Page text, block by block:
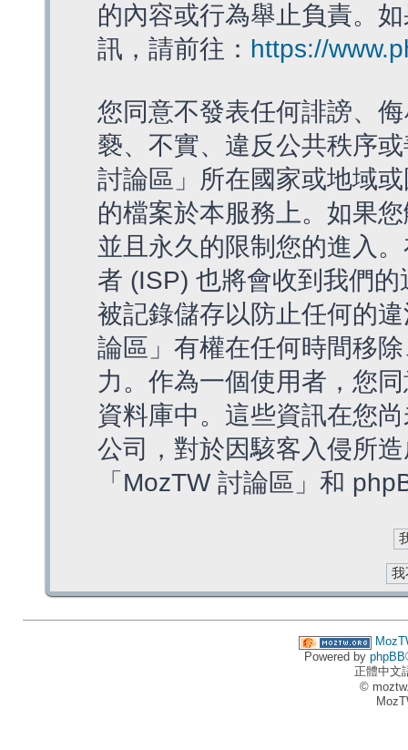
的內容或行為舉止負責。
訊，請前往： https://
您同意不發表任何誹謗、
褻、不實、違反公共秩序
討論區」所在國家或地域
的檔案於本服務上。如果
並且永久的限制您的進入
者 (ISP) 也將會收到我們
被記錄儲存以防止任何的
論區」有權在任何時間移
力。作為一個使用者，您
資料庫中。這些資訊在您
公司，對於因駭客入侵所
「MozTW 討論區」和
Powered by phpBB
正體中文
©